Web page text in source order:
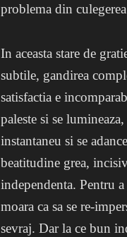
problema din
In aceasta stare de
subtile, gandirea
satisfactia e
paleste si se
instantaneu si se
beatitudine grea,
independenta. Pentru
moara ca sa se re-
sevraj. Dar la ce bun